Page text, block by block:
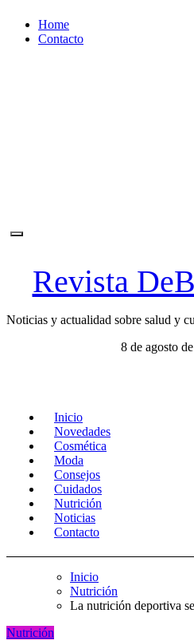
Home
Contacto
Revista
Noticias y actualidad sobre salud y
8 de agosto
Inicio
Novedades
Cosmética
Moda
Consejos
Cuidados
Nutrición
Noticias
Contacto
Inicio
Nutrición
La nutrición deportiva
Nutrición